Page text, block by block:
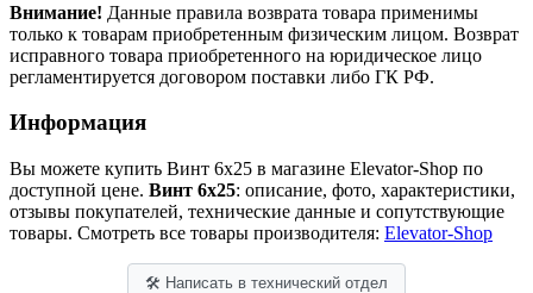
Внимание! Данные правила возврата товара применимы
только к товарам приобретенным физическим лицом. Возврат
исправного товара приобретенного на юридическое лицо
регламентируется договором поставки либо ГК РФ.
Информация
Вы можете купить Винт 6х25 в магазине Elevator-Shop по
доступной цене. Винт 6х25: описание, фото, характеристики,
отзывы покупателей, технические данные и сопутствующие
товары. Смотреть все товары производителя: Elevator-Shop
🛠 Написать в технический отдел